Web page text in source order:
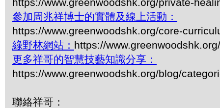
參加周兆祥博士的實體及線上活動：
https://www.greenwoodshk.org/core-
綠野林網站： https://www.greenwoodshk.org/
更多祥哥的智慧技藝知識分享：
https://www.greenwoodshk.org/blog/
聯絡祥哥：